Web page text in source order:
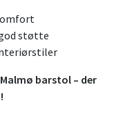
støtte
barstol – der